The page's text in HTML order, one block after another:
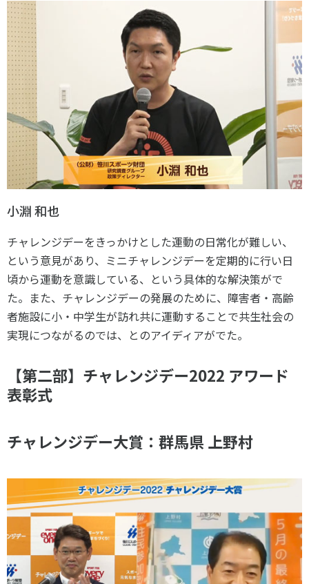
小淵 和也
チャレンジデーをきっかけとした運動の日常化が難しい、
という意見があり、ミニチャレンジデーを定期的に行い日
頃から運動を意識している、という具体的な解決策がで
た。また、チャレンジデーの発展のために、障害者・高齢
者施設に小・中学生が訪れ共に運動することで共生社会の
実現につながるのでは、とのアイディアがでた。
【第二部】チャレンジデー2022 アワード
表彰式
チャレンジデー大賞：群馬県 上野村